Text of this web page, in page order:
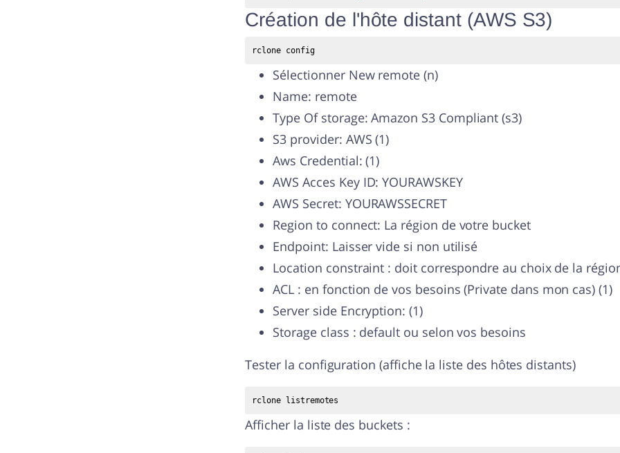
Création de l'hôte distant (AWS S3)
rclone config
Sélectionner New remote (n)
Name: remote
Type Of storage: Amazon S3 Compliant (s3)
S3 provider: AWS (1)
Aws Credential: (1)
AWS Acces Key ID: YOURAWSKEY
AWS Secret: YOURAWSSECRET
Region to connect: La région de votre bucket
Endpoint: Laisser vide si non utilisé
Location constraint : doit correspondre au choix de la
ACL : en fonction de vos besoins (Private dans mon cas) (1)
Server side Encryption: (1)
Storage class : default ou selon vos besoins
Tester la configuration (affiche la liste des hôtes distants)
rclone listremotes
Afficher la liste des buckets :